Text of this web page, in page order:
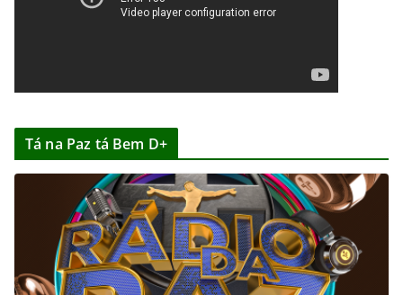
Tá na Paz tá Bem D+